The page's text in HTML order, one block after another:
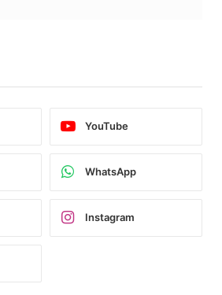
YouTube
WhatsApp
Instagram